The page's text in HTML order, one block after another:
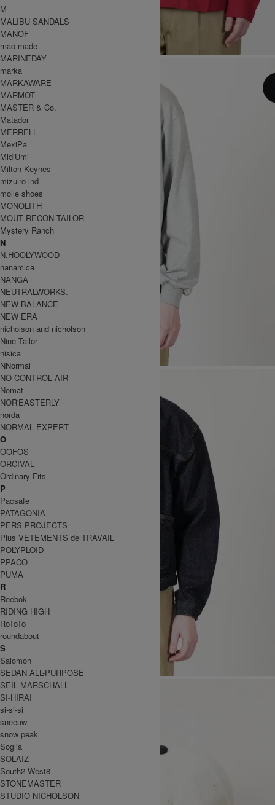
M
MALIBU SANDALS
MANOF
mao made
MARINEDAY
marka
MARKAWARE
MARMOT
MASTER & Co.
Matador
MERRELL
MexiPa
MidiUmi
Milton Keynes
mizuiro ind
molle shoes
MONOLITH
MOUT RECON TAILOR
Mystery Ranch
N
N.HOOLYWOOD
nanamica
NANGA
NEUTRALWORKS.
NEW BALANCE
NEW ERA
nicholson and nicholson
Nine Tailor
nisica
NNormal
NO CONTROL AIR
Nomat
NOR'EASTERLY
norda
NORMAL EXPERT
O
OOFOS
ORCIVAL
Ordinary Fits
P
Pacsafe
PATAGONIA
PERS PROJECTS
Plus VETEMENTS de TRAVAIL
POLYPLOID
PPACO
PUMA
R
Reebok
RIDING HIGH
RoToTo
roundabout
S
Salomon
SEDAN ALL-PURPOSE
SEIL MARSCHALL
SI-HIRAI
si-si-si
sneeuw
snow peak
Soglia
SOLAIZ
South2 West8
STONEMASTER
STUDIO NICHOLSON